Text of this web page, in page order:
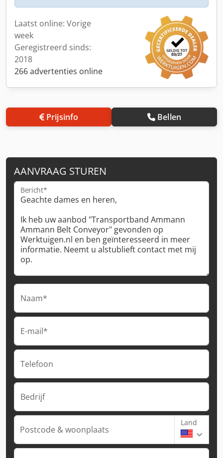
Laatst online: Vorige
week
Geregistreerd sinds:
2018
266 advertenties online
Prijsinfo Bellen
AANVRAAG STUREN
Bericht*
Naam*
E-mail*
Telefoon
Bedrijf
Postcode & woonplaats
Land